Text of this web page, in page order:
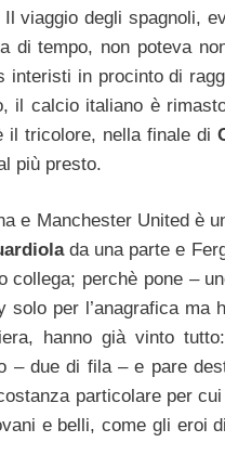
Il viaggio degli spagnoli,
di tempo, non poteva
interisti in procinto di
il calcio italiano è
il tricolore, nella finale di
più presto.
e Manchester United è
da una parte e
perchè pone –
per l’anagrafica ma
hanno già vinto
– due di fila – e pare
particolare per
e belli, come gli eroi